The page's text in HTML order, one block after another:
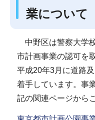
業について
中野区は警察大学
市計画事業の認可を
平成20年3月に道路
着手しています。事
記の関連ページから